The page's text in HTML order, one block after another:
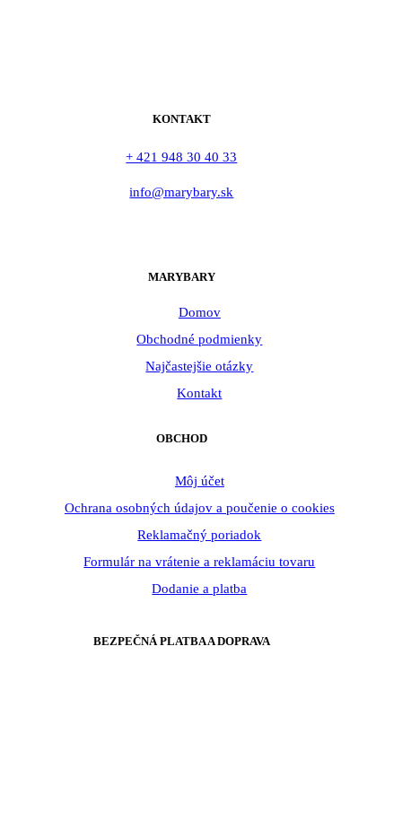
KONTAKT
+ 421 948 30 40 33
info@marybary.sk
MARYBARY
Domov
Obchodné podmienky
Najčastejšie otázky
Kontakt
OBCHOD
Môj účet
Ochrana osobných údajov a poučenie o cookies
Reklamačný poriadok
Formulár na vrátenie a reklamáciu tovaru
Dodanie a platba
BEZPEČNÁ PLATBA A DOPRAVA